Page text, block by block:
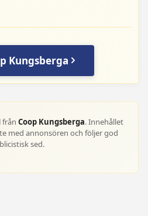
Kungsberga
från Coop Kungsberga. Innehållet
med annonsören och följer god
sed.